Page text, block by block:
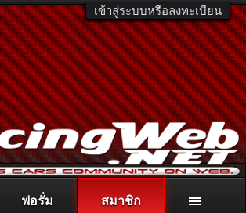
เข้าสู่ระบบหรือลงทะเบียน
racingweb@gmail.comหรือโทร. 081-811-1138
ฟอรั่ม สมาชิก